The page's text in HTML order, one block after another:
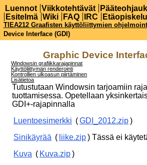
Graphic Device
Windowsin grafiikkarajapinnat
Käyttöliittymän renderointi
Kontrollien ulkoasun piirtäminen
Lisätietoa
Tutustutaan Windowsin tarjoamiin
tuottamisessa. Opetellaan
GDI+-rajapinnalla
Luentoesimerkki (GDI_2012.zip)
Sinikäyrää ( liike.zip) Tässä ei
Kuva ( Kuva.zip)
Luennot Viikkotehtävät
Esitelmä Wiki FAQ IRC Etäopiskelu
TIEA212 Graafisten käyttöliittymien
Device Interface (GDI)